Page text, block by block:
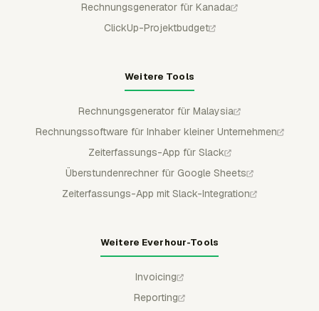
Rechnungsgenerator für Kanada
ClickUp-Projektbudget
Weitere Tools
Rechnungsgenerator für Malaysia
Rechnungssoftware für Inhaber kleiner Unternehmen
Zeiterfassungs-App für Slack
Überstundenrechner für Google Sheets
Zeiterfassungs-App mit Slack-Integration
Weitere Everhour-Tools
Invoicing
Reporting